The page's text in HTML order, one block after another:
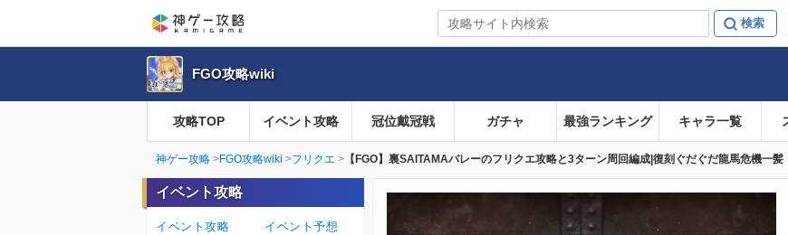
FGO攻略wiki
攻略TOP イベント攻略 冠位戴冠戦 ガチャ 最強ランキング キャラ一覧
神ゲー攻略 FGO攻略wiki フリクエ 【FGO】裏SAITAMAバレーのフリクエ攻略と3ターン周回編成|復刻ぐだぐだ龍馬危機一髪
イベント攻略
イベント攻略 イベント予想